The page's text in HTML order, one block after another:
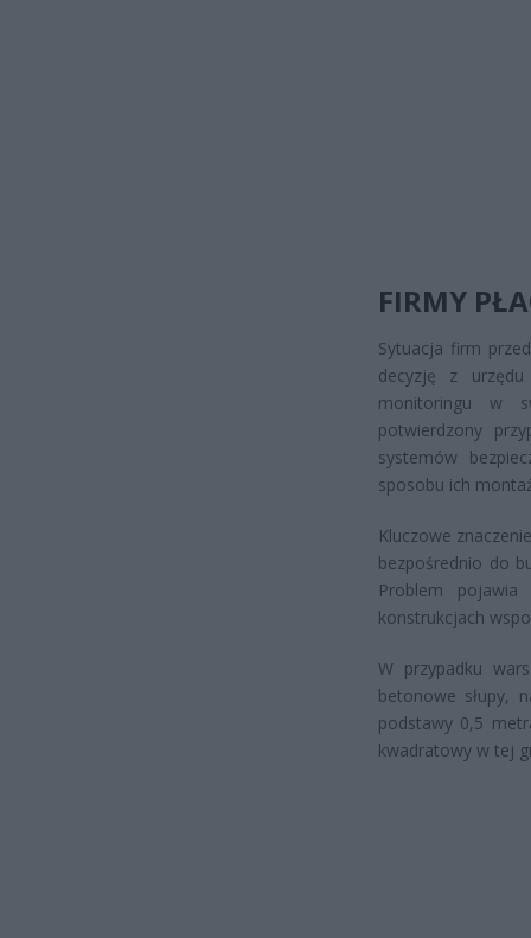
FIRMY
Sytuacja firm
decyzję z
monitoringu w
potwierdzony
systemów
sposobu ich
Kluczowe
bezpośrednio do
Problem
konstrukcjach
W przypadku
betonowe słupy,
podstawy 0,5
kwadratowy w tej